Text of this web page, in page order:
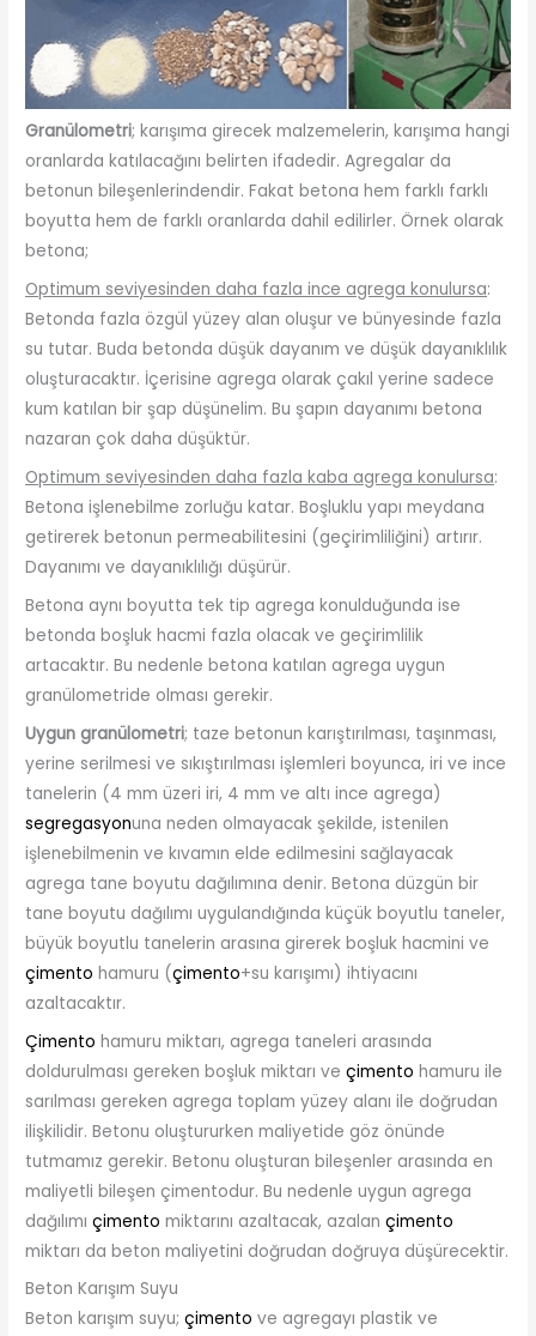
Granülometri; karışıma girecek malzemelerin, karışıma hangi
oranlarda katılacağını belirten ifadedir. Agregalar da
betonun bileşenlerindendir. Fakat betona hem farklı farklı
boyutta hem de farklı oranlarda dahil edilirler. Örnek olarak
betona;
Optimum seviyesinden daha fazla ince agrega konulursa:
Betonda fazla özgül yüzey alan oluşur ve bünyesinde fazla
su tutar. Buda betonda düşük dayanım ve düşük dayanıklılık
oluşturacaktır. İçerisine agrega olarak çakıl yerine sadece
kum katılan bir şap düşünelim. Bu şapın dayanımı betona
nazaran çok daha düşüktür.
Optimum seviyesinden daha fazla kaba agrega konulursa:
Betona işlenebilme zorluğu katar. Boşluklu yapı meydana
getirerek betonun permeabilitesini (geçirimliliğini) artırır.
Dayanımı ve dayanıklılığı düşürür.
Betona aynı boyutta tek tip agrega konulduğunda ise
betonda boşluk hacmi fazla olacak ve geçirimlilik
artacaktır. Bu nedenle betona katılan agrega uygun
granülometride olması gerekir.
Uygun granülometri; taze betonun karıştırılması, taşınması,
yerine serilmesi ve sıkıştırılması işlemleri boyunca, iri ve ince
tanelerin (4 mm üzeri iri, 4 mm ve altı ince agrega)
segregasyonuna neden olmayacak şekilde, istenilen
işlenebilmenin ve kıvamın elde edilmesini sağlayacak
agrega tane boyutu dağılımına denir. Betona düzgün bir
tane boyutu dağılımı uygulandığında küçük boyutlu taneler,
büyük boyutlu tanelerin arasına girerek boşluk hacmini ve
çimento hamuru (çimento+su karışımı) ihtiyacını
azaltacaktır.
Çimento hamuru miktarı, agrega taneleri arasında
doldurulması gereken boşluk miktarı veçimento hamuru ile
sarılması gereken agrega toplam yüzey alanı ile doğrudan
ilişkilidir. Betonu oluştururken maliyetide göz önünde
tutmamız gerekir. Betonu oluşturan bileşenler arasında en
maliyetli bileşen çimentodur. Bu nedenle uygun agrega
dağılımıçimento miktarını azaltacak, azalan çimento
miktarı da beton maliyetini doğrudan doğruya düşürecektir.
Beton Karışım Suyu
Beton karışım suyu;çimento ve agregayı plastik ve